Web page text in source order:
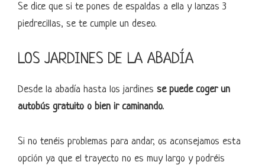
Se dice que si te pones de espaldas a ella y lanzas 3
piedrecillas, se te cumple un deseo.
LOS JARDINES DE LA ABADÍA
Desde la abadía hasta los jardines se puede coger un
autobús gratuito o bien ir caminando.
Si no tenéis problemas para andar, os aconsejamos esta
opción ya que el trayecto no es muy largo y podréis